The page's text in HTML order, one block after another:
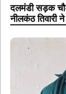
दलमंडी सड़क
नीलकंठ तिवारी ने